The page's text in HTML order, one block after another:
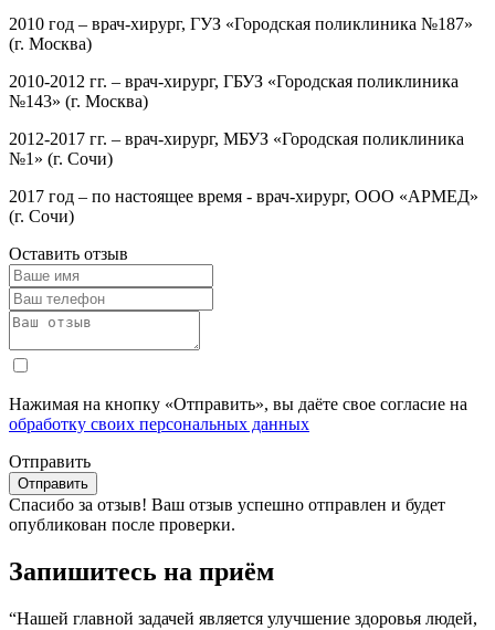
2010 год – врач-хирург, ГУЗ «Городская поликлиника №187»
(г. Москва)
2010-2012 гг. – врач-хирург, ГБУЗ «Городская поликлиника
№143» (г. Москва)
2012-2017 гг. – врач-хирург, МБУЗ «Городская поликлиника
№1» (г. Сочи)
2017 год – по настоящее время - врач-хирург, ООО «АРМЕД»
(г. Сочи)
Оставить отзыв
Нажимая на кнопку «Отправить», вы даёте свое согласие на
обработку своих персональных данных
Отправить
Спасибо за отзыв! Ваш отзыв успешно отправлен и будет
опубликован после проверки.
Запишитесь на приём
“Нашей главной задачей является улучшение здоровья людей,